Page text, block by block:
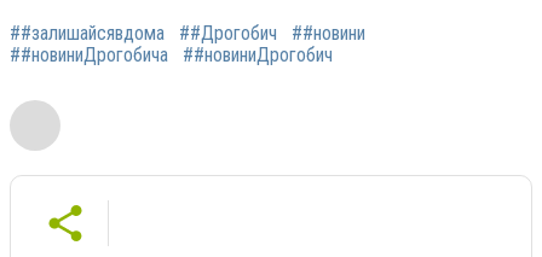
##залишайсявдома ##Дрогобич
##новини
##новиниДрогобича
##новиниДрогобич